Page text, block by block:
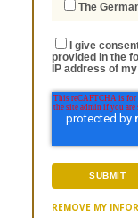
The
I give
provided in the
IP address of
REMOVE MY